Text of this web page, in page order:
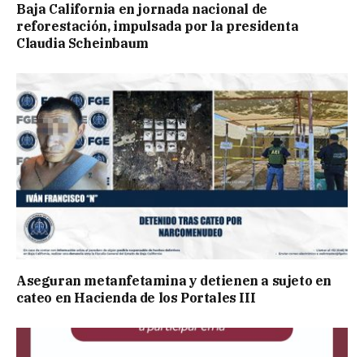
Baja California en jornada nacional de
reforestación, impulsada por la presidenta
Claudia Scheinbaum
Aseguran metanfetamina y detienen a sujeto en
cateo en Hacienda de los Portales III